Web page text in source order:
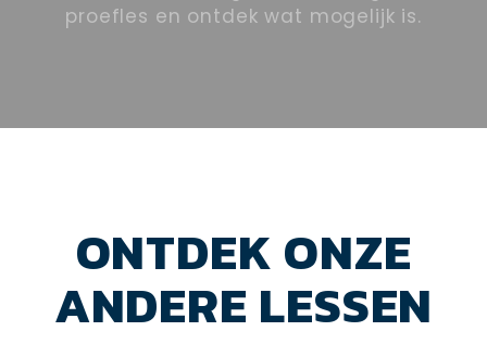
proefles en ontdek wat mogelijk is.
ONTDEK ONZE
ANDERE LESSEN